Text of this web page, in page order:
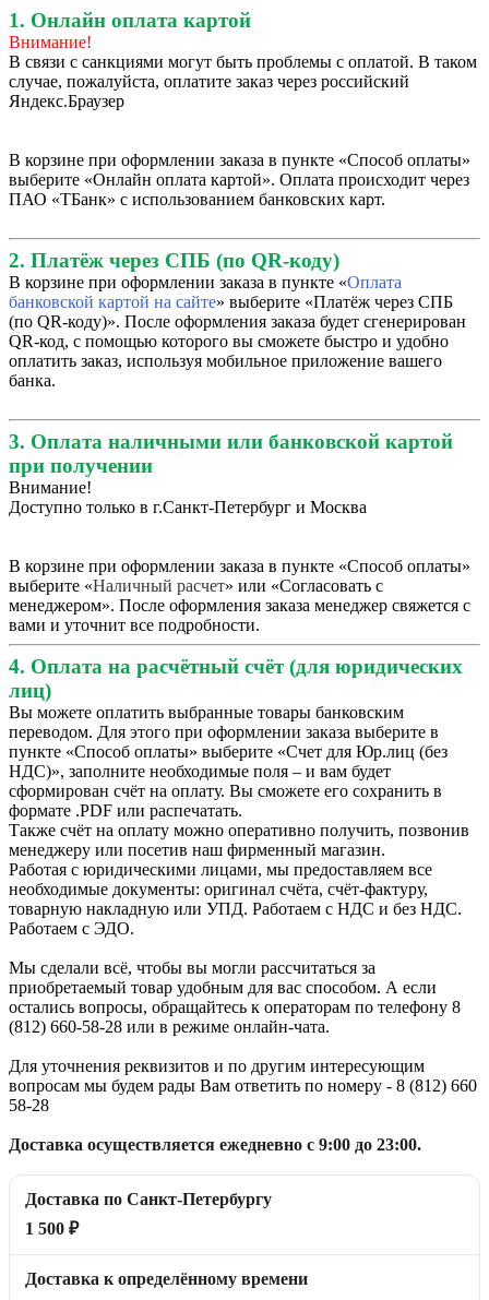
1. Онлайн оплата картой
Внимание!
В связи с санкциями могут быть проблемы с оплатой. В таком
случае, пожалуйста, оплатите заказ через российский
Яндекс.Браузер
В корзине при оформлении заказа в пункте «Способ оплаты»
выберите «Онлайн оплата картой». Оплата происходит через
ПАО «ТБанк» с использованием банковских карт.
2. Платёж через СПБ (по QR-коду)
В корзине при оформлении заказа в пункте «Оплата
банковской картой на сайте» выберите «Платёж через СПБ
(по QR-коду)». После оформления заказа будет сгенерирован
QR-код, с помощью которого вы сможете быстро и удобно
оплатить заказ, используя мобильное приложение вашего
банка.
3. Оплата наличными или банковской картой
при получении
Внимание!
Доступно только в г.Санкт-Петербург и Москва
В корзине при оформлении заказа в пункте «Способ оплаты»
выберите «Наличный расчет» или «Согласовать с
менеджером». После оформления заказа менеджер свяжется с
вами и уточнит все подробности.
4. Оплата на расчётный счёт (для юридических
лиц)
Вы можете оплатить выбранные товары банковским
переводом. Для этого при оформлении заказа выберите в
пункте «Способ оплаты» выберите «Счет для Юр.лиц (без
НДС)», заполните необходимые поля – и вам будет
сформирован счёт на оплату. Вы сможете его сохранить в
формате .PDF или распечатать.
Также счёт на оплату можно оперативно получить, позвонив
менеджеру или посетив наш фирменный магазин.
Работая с юридическими лицами, мы предоставляем все
необходимые документы: оригинал счёта, счёт-фактуру,
товарную накладную или УПД. Работаем с НДС и без НДС.
Работаем с ЭДО.
Мы сделали всё, чтобы вы могли рассчитаться за
приобретаемый товар удобным для вас способом. А если
остались вопросы, обращайтесь к операторам по телефону 8
(812) 660-58-28 или в режиме онлайн-чата.
Для уточнения реквизитов и по другим интересующим
вопросам мы будем рады Вам ответить по номеру - 8 (812) 660
58-28
Доставка осуществляется ежедневно с 9:00 до 23:00.
Доставка по Санкт-Петербургу
1 500 ₽
Доставка к определённому времени